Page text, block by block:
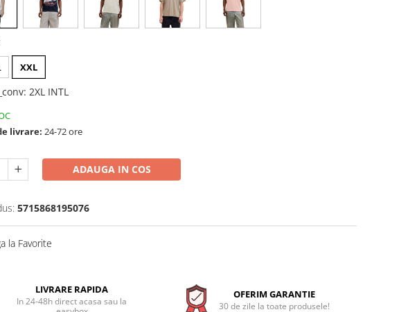
XXL
: 2XL INTL
livrare: 24-72 ore
ADAUGA IN COS
5715868195076
la Favorite
LIVRARE RAPIDA
In 24-48h direct acasa sau la
OFERIM GARANTIE
30 de zile la toate produsele!